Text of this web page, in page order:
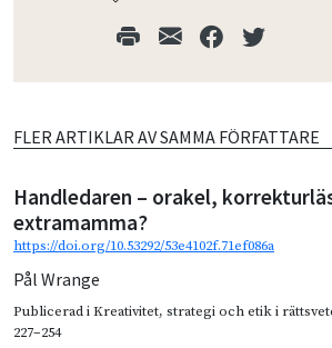
FLER ARTIKLAR AV SAMMA FÖRFATTARE
Handledaren – orakel,
extramamma?
https://doi.org/10.53292/53e4102f.71ef086a
Pål Wrange
Publicerad iKreativitet, strategi och etik i
227–254